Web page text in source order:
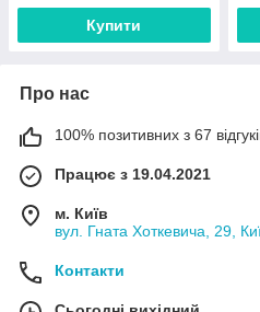
Купити
Про нас
100% позитивних з 67
Працює з 19.04.2021
м. Київ
вул. Гната Хоткевича, 29,
Контакти